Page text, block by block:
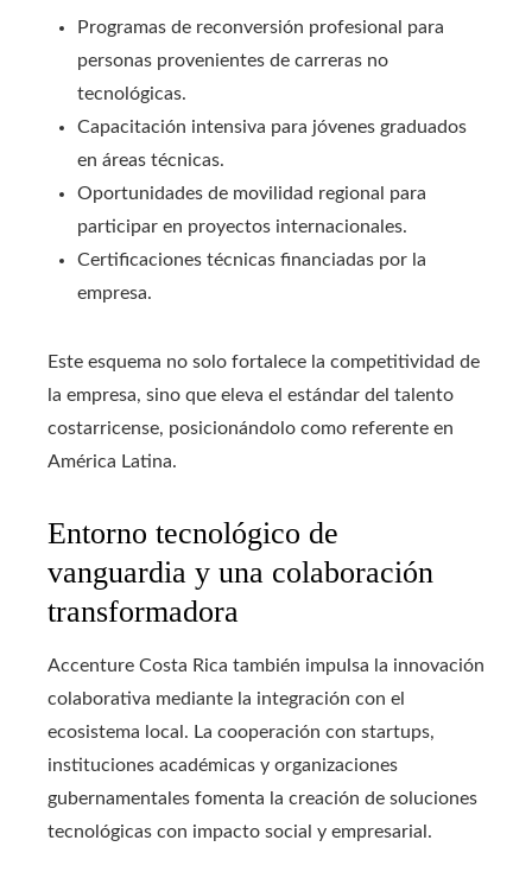
Programas de reconversión profesional para
personas provenientes de carreras no
tecnológicas.
Capacitación intensiva para jóvenes graduados
en áreas técnicas.
Oportunidades de movilidad regional para
participar en proyectos internacionales.
Certificaciones técnicas financiadas por la
empresa.
Este esquema no solo fortalece la competitividad de
la empresa, sino que eleva el estándar del talento
costarricense, posicionándolo como referente en
América Latina.
Entorno tecnológico de
vanguardia y una colaboración
transformadora
Accenture Costa Rica también impulsa la innovación
colaborativa mediante la integración con el
ecosistema local. La cooperación con startups,
instituciones académicas y organizaciones
gubernamentales fomenta la creación de soluciones
tecnológicas con impacto social y empresarial.